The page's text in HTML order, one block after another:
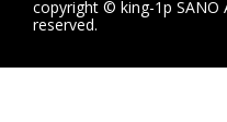
copyright © king-1p SANO
reserved.